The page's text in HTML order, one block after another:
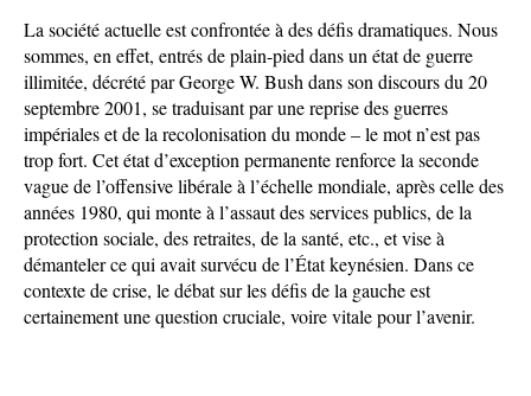
La société actuelle est confrontée à des défis dramatiques. Nous
sommes, en effet, entrés de plain-pied dans un état de guerre
illimitée, décrété par George W. Bush dans son discours du 20
septembre 2001, se traduisant par une reprise des guerres
impériales et de la recolonisation du monde – le mot n’est pas
trop fort. Cet état d’exception permanente renforce la seconde
vague de l’offensive libérale à l’échelle mondiale, après celle des
années 1980, qui monte à l’assaut des services publics, de la
protection sociale, des retraites, de la santé, etc., et vise à
démanteler ce qui avait survécu de l’État keynésien. Dans ce
contexte de crise, le débat sur les défis de la gauche est
certainement une question cruciale, voire vitale pour l’avenir.